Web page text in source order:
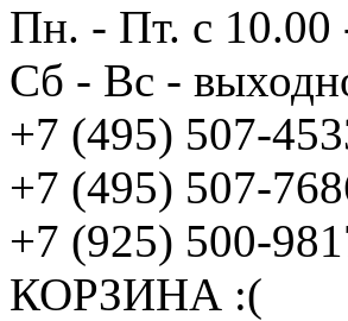
Пн. - Пт. с 10.00
Сб - Вс -
+7 (495) 507-
+7 (495) 507-
+7 (925) 500-
КОРЗИНА :(